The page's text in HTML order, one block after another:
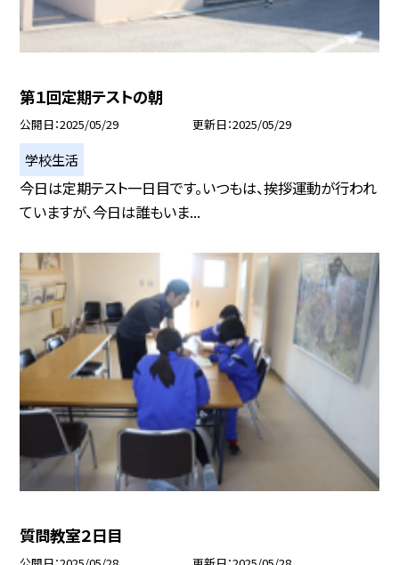
第１回定期テストの朝
公開日 2025/05/29 更新日 2025/05/29
学校生活
今日は定期テスト一日目です。いつもは、挨拶運動が行われ
ていますが、今日は誰もいま...
質問教室２日目